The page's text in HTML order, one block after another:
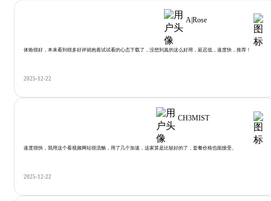
A|Rose
体验很好，本来看到很多好评就抱着试试看的心态下载了，没想到真的这么好用，延迟低，速度快，推荐！
2025-12-22
CH3MIST
速度很快，我用这个看视频网站很流畅，用了几个加速，这家算是比较好的了，套餐价格也能接受。
2025-12-22